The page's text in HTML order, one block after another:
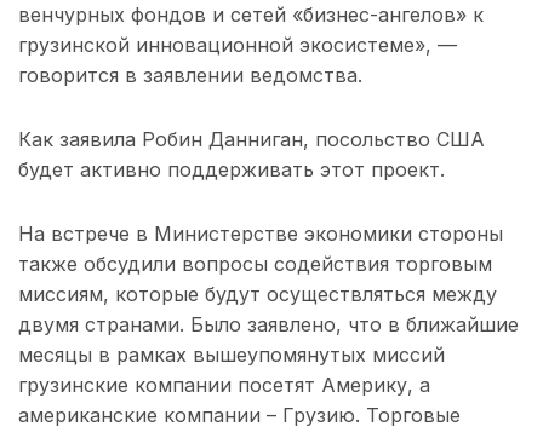
венчурных фондов и сетей «бизнес-ангелов» к
грузинской инновационной экосистеме», —
говорится в заявлении ведомства.
Как заявила Робин Данниган, посольство США
будет активно поддерживать этот проект.
На встрече в Министерстве экономики стороны
также обсудили вопросы содействия торговым
миссиям, которые будут осуществляться между
двумя странами. Было заявлено, что в ближайшие
месяцы в рамках вышеупомянутых миссий
грузинские компании посетят Америку, а
американские компании – Грузию. Торговые